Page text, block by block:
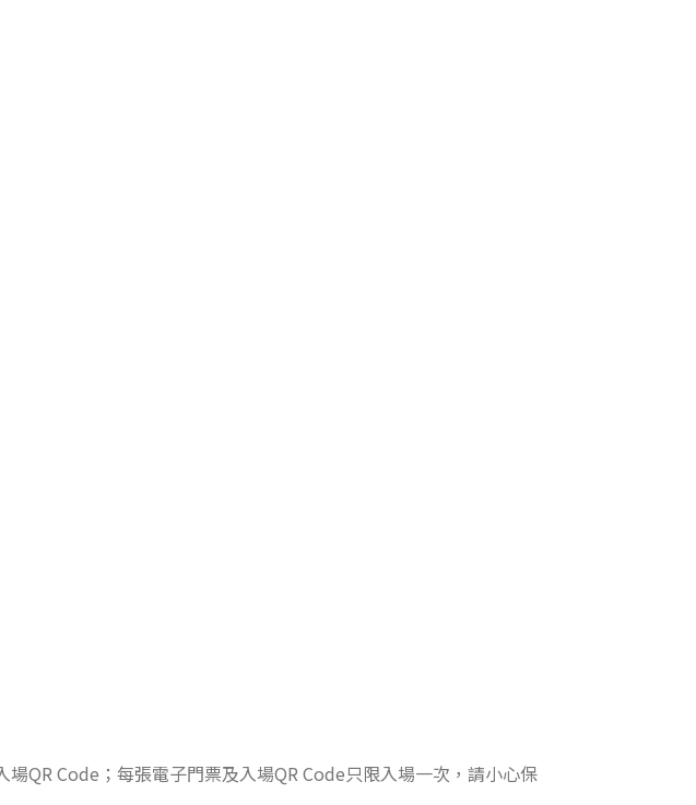
場QR Code；每張電子門票及入場QR Code只限入場一次，請小心保